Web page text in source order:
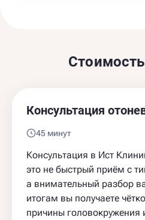
Консультация
45 минут
Консультация в Ист
это не быстрый приём с
а внимательный разбор
итогам вы получаете
причины